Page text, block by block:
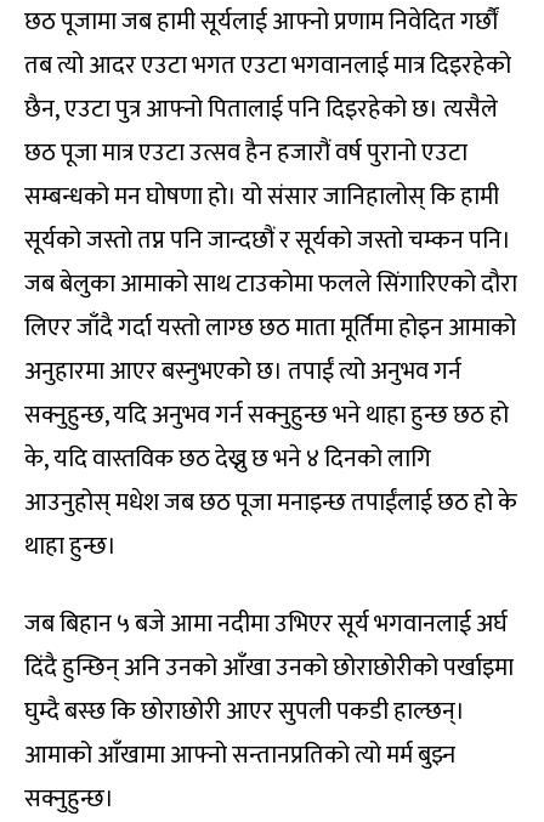
छठ पूजामा जब हामी सूर्यलाई आफ्नो प्रणाम निवेदित गर्छौं
तब त्यो आदर एउटा भगत एउटा भगवानलाई मात्र दिइरहेको
छैन, एउटा पुत्र आफ्नो पितालाई पनि दिइरहेको छ। त्यसैले
छठ पूजा मात्र एउटा उत्सव हैन हजारौं वर्ष पुरानो एउटा
सम्बन्धको मन घोषणा हो। यो संसार जानिहालोस् कि हामी
सूर्यको जस्तो तप्न पनि जान्दछौं र सूर्यको जस्तो चम्कन पनि।
जब बेलुका आमाको साथ टाउकोमा फलले सिंगारिएको दौरा
लिएर जाँदै गर्दा यस्तो लाग्छ छठ माता मूर्तिमा होइन आमाको
अनुहारमा आएर बस्नुभएको छ। तपाईं त्यो अनुभव गर्न
सक्नुहुन्छ, यदि अनुभव गर्न सक्नुहुन्छ भने थाहा हुन्छ छठ हो
के, यदि वास्तविक छठ देख्नु छ भने ४ दिनको लागि
आउनुहोस् मधेश जब छठ पूजा मनाइन्छ तपाईंलाई छठ हो के
थाहा हुन्छ।
जब बिहान ५ बजे आमा नदीमा उभिएर सूर्य भगवानलाई अर्घ
दिंदै हुन्छिन् अनि उनको आँखा उनको छोराछोरीको पर्खाइमा
घुम्दै बस्छ कि छोराछोरी आएर सुपली पकडी हाल्छन्।
आमाको आँखामा आफ्नो सन्तानप्रतिको त्यो मर्म बुझ्न
सक्नुहुन्छ।